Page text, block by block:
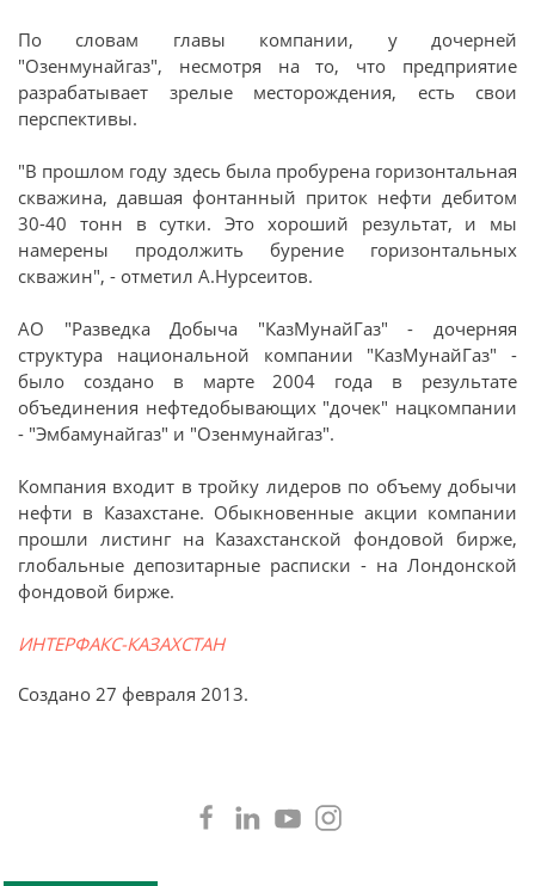
По словам главы компании, у дочерней
"Озенмунайгаз", несмотря на то, что предприятие
разрабатывает зрелые месторождения, есть свои
перспективы.
"В прошлом году здесь была пробурена горизонтальная
скважина, давшая фонтанный приток нефти дебитом
30-40 тонн в сутки. Это хороший результат, и мы
намерены продолжить бурение горизонтальных
скважин", - отметил А.Нурсеитов.
АО "Разведка Добыча "КазМунайГаз" - дочерняя
структура национальной компании "КазМунайГаз" -
было создано в марте 2004 года в результате
объединения нефтедобывающих "дочек" нацкомпании
- "Эмбамунайгаз" и "Озенмунайгаз".
Компания входит в тройку лидеров по объему добычи
нефти в Казахстане. Обыкновенные акции компании
прошли листинг на Казахстанской фондовой бирже,
глобальные депозитарные расписки - на Лондонской
фондовой бирже.
ИНТЕРФАКС-КАЗАХСТАН
Создано 27 февраля 2013.